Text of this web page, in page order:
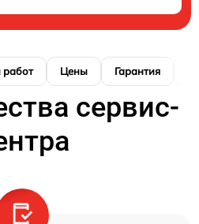
Цены Гарантия
сервис-